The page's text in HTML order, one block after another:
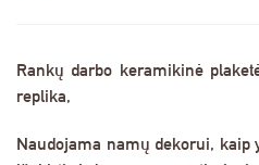
Rankų darbo keramikinė
replika,
Naudojama namų dekorui, kaip